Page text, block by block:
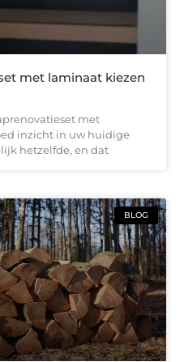
met laminaat kiezen
met
inzicht in uw huidige
hetzelfde, en dat
BLOG